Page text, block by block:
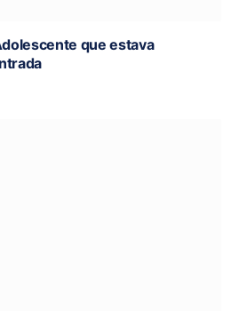
que estava